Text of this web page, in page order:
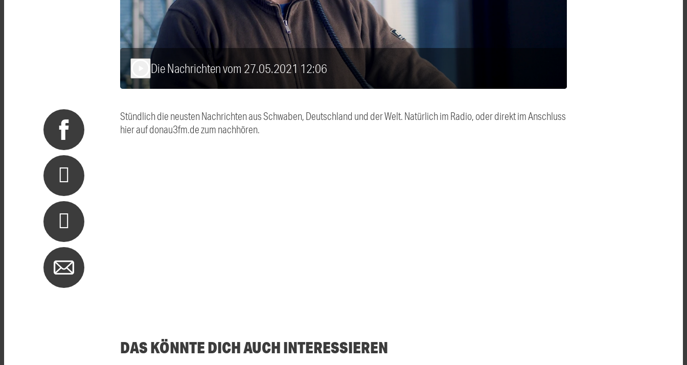
Die Nachrichten vom 27.05.2021 12:06
Stündlich die neusten Nachrichten aus Schwaben, Deutschland und der Welt. Natürlich im Radio, oder direkt im Anschluss
hier auf donau3fm.de zum nachhören.
DAS KÖNNTE DICH AUCH INTERESSIEREN